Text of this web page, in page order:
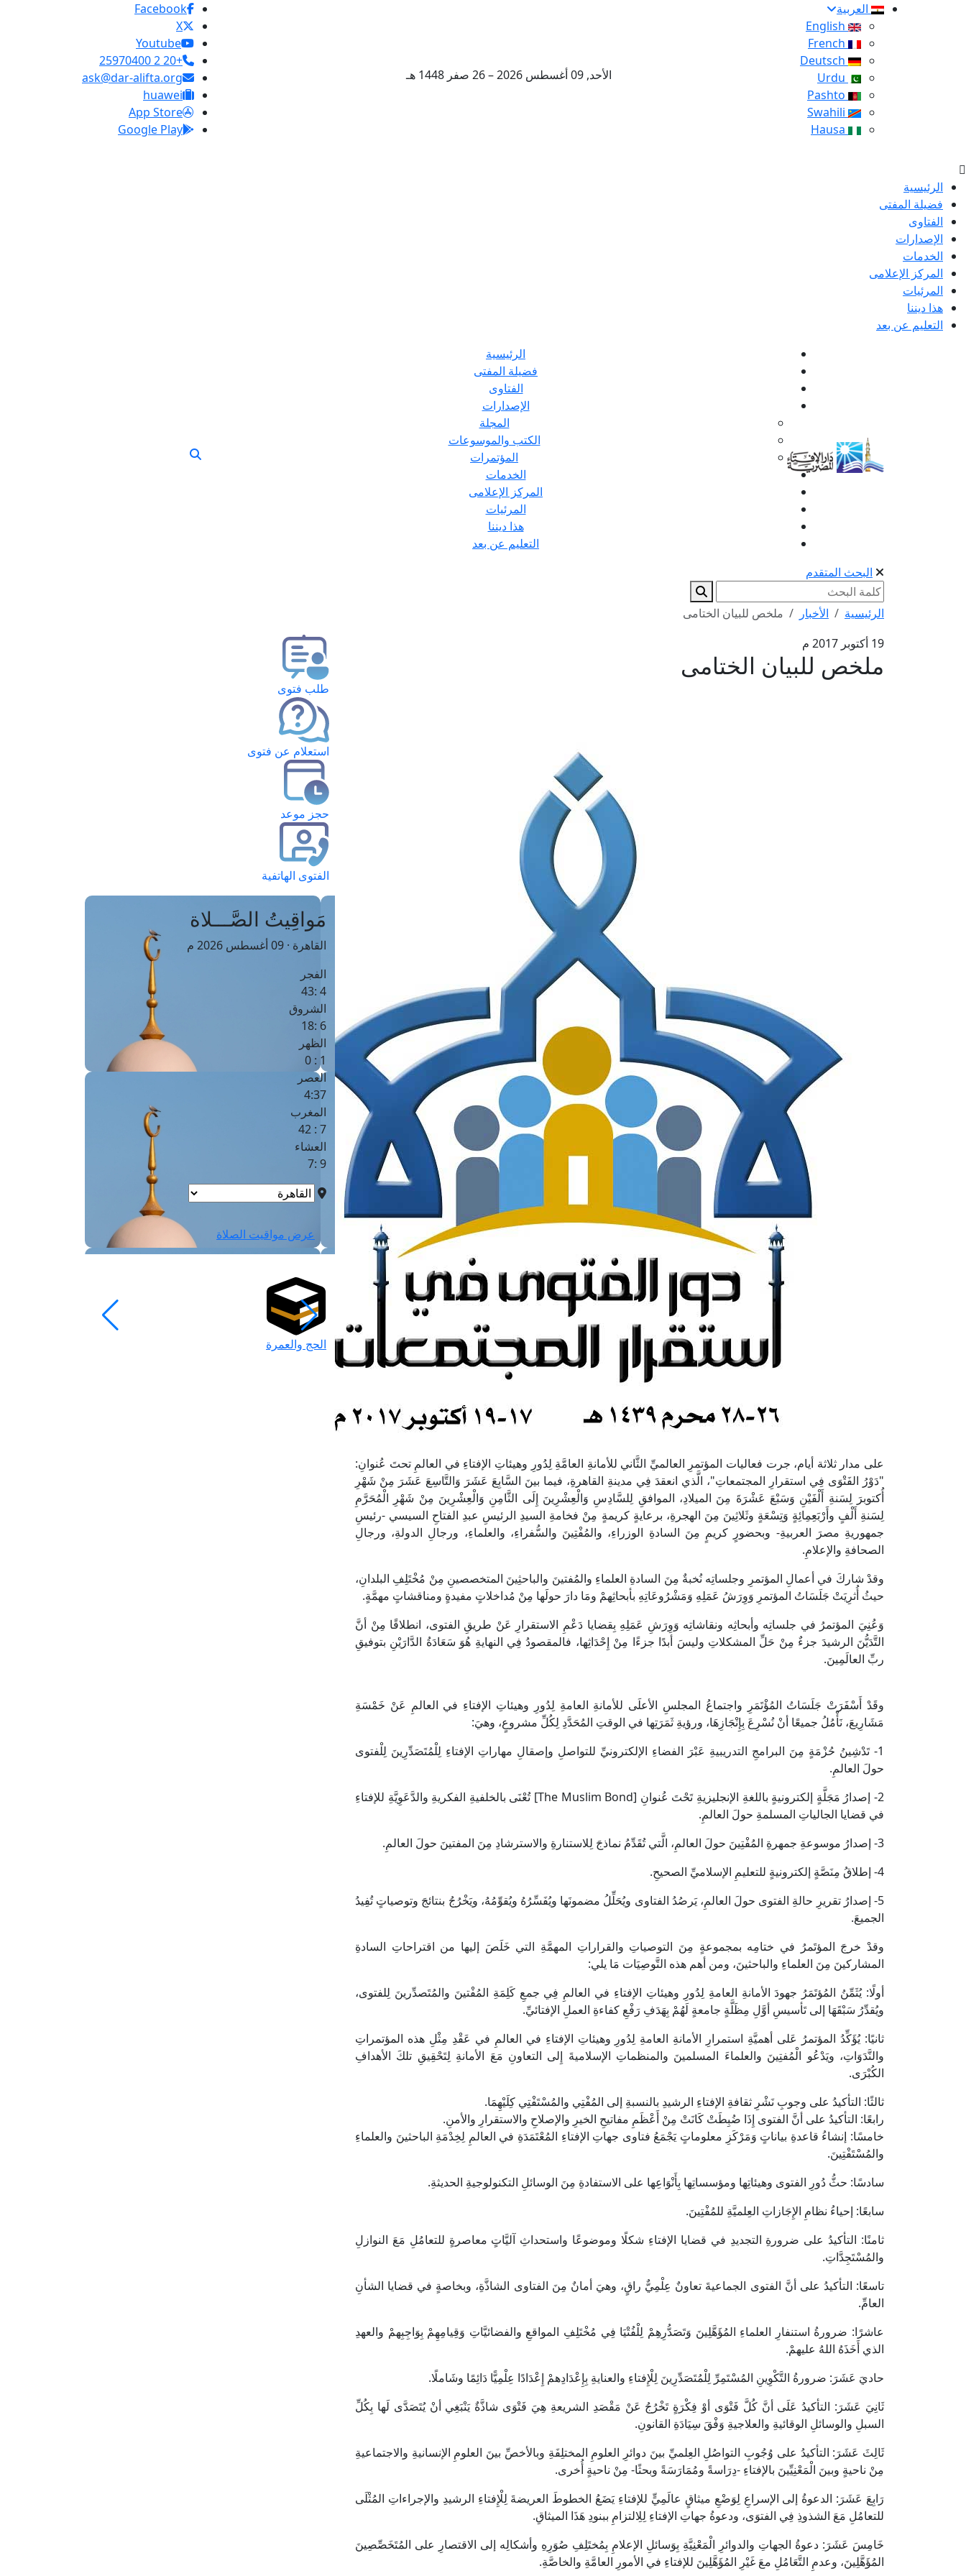
العربية
الأحد, 09 أغسطس 2026 – 26 صفر 1448 هـ
Facebook
X
Youtube
+20 2 25970400
ask@dar-alifta.org
huawei
App Store
Google Play
الرئيسية
فضيلة المفتى
الفتاوى
الإصدارات
الخدمات
المركز الإعلامى
المرئيات
هذا ديننا
التعليم عن بعد
الرئيسية
فضيلة المفتى
الفتاوى
الإصدارات
المجلة
الكتب والموسوعات
المؤتمرات
الخدمات
المركز الإعلامى
المرئيات
هذا ديننا
التعليم عن بعد
البحث المتقدم
الرئيسية الأخبار
ملخص للبيان الختامى
19 أكتوبر 2017 م
ملخص للبيان الختامى
على مدار ثلاثة أيام، جرت فعاليات المؤتمرِ العالميِّ الثَّاني للأمانةِ العامَّةِ لِدُورِ وهيئاتِ الإفتاءِ في العالمِ تحتَ عُنوانِ:
"دَوْرُ الفَتْوَى فِي استقرارِ المجتمعاتِ"، الَّذي انعقدَ فِي مدينةِ القاهرةِ، فيما بينَ السَّابِعَ عَشَرَ وَالتَّاسِعَ عَشَرَ مِنْ شَهْرِ
أُكتوبرَ لِسَنةِ أَلْفَيْنِ وَسَبْعَ عَشْرَةَ مِنَ الميلادِ، الموافقِ لِلسَّادِسِ وَالْعِشْرِينَ إِلَى الثَّامِنِ وَالْعِشْرِينَ مِنْ شَهْرِ الْمُحَرَّمِ
لِسَنةِ أَلْفٍ وأَرْبَعِمِائِةٍ وَتِسْعَةٍ وثَلاثِينَ مِنَ الهجرةِ، برعايةٍ كريمةٍ مِنْ فخامةِ السيدِ الرئيسِ عبدِ الفتاحِ السيسي -رئيسِ
جمهوريةِ مصرَ العربيةِ- وبحضورٍ كريمٍ مِنَ السادةِ الوزراءِ، والمُفْتِينَ والسُّفراءِ، والعلماءِ، ورجالِ الدولةِ، ورجالِ
الصحافةِ والإعلامِ.
وقدْ شاركَ في أعمالِ المؤتمرِ وجلساتِه نُخبةٌ مِنَ السادةِ العلماءِ والمُفتينَ والباحثِينَ المتخصصينِ مِنْ مُخْتَلِفِ البلدانِ،
حيثُ أُثرِيَتْ جَلَسَاتُ المؤتمرِ وَوِرَشُ عَمَلِهِ وَمَشْرُوعَاتِهِ بأبحاثِهمْ ومَا دارَ حولَها مِنْ مُداخلاتٍ مفيدةٍ ومناقشاتٍ مهمَّةٍ.
وَعُنِيَ المؤتمرُ في جلساتِه وأبحاثِه ونقاشاتِه وَوِرَشِ عَمَلِهِ بِقضايا دَعْمِ الاستقرارِ عَنْ طريقِ الفتوى، انطلاقًا مِنْ أنَّ
التَّدَيُّنَ الرشيدَ جزءٌ مِنْ حَلِّ المشكلاتِ وليسَ أبدًا جزءًا مِنْ إِحْدَاثِها، فالمقصودُ فِي النهايةِ هُوَ سَعَادَةُ الدَّارَيْنِ بتوفيقِ
ربِّ العالَمِينَ.
وقَدْ أَسْفَرَتْ جَلَسَاتُ المُؤْتَمَرِ واجتماعُ المجلسِ الأعلَى للأمانةِ العامةِ لِدُورِ وهيئاتِ الإفتاءِ في العالمِ عَنْ خَمْسَةِ
مَشَارِيعَ، نَأْمُلُ جميعًا أنْ نُسْرِعَ بِإِنْجَازِهَا، ورؤيةِ ثَمَرَتِها في الوقتِ المُحَدَّدِ لِكُلِّ مشروعٍ، وهيَ:
1- تَدْشِينُ حُزْمَةٍ مِنَ البرامجِ التدريبيةِ عَبْرَ الفضاءِ الإلكترونيِّ للتواصلِ وإصقالِ مهاراتِ الإفتاءِ لِلْمُتَصَدِّرِينَ لِلْفتوى
حولَ العالمِ.
2- إصدارُ مَجَلَّةٍ إلكترونيةٍ باللغةِ الإنجليزيةِ تَحْتَ عُنوانِ [The Muslim Bond] تُعْنَى بالخلفيةِ الفكريةِ والدَّعَوِيَّةِ للإفتاءِ
في قضايا الجالياتِ المسلمةِ حولَ العالمِ.
3- إصدارُ موسوعةِ جمهرةِ المُفْتِينَ حولَ العالمِ، الَّتي تُقَدِّمُ نماذجَ لِلاستنارةِ والاسترشادِ مِنَ المفتينَ حولَ العالمِ.
4- إطلاقُ مِنَصَّةٍ إلكترونيةٍ للتعليمِ الإسلاميِّ الصحيحِ.
5- إصدارُ تقريرِ حالةِ الفتوى حولَ العالمِ، يَرصُدُ الفتاوى ويُحَلِّلُ مضمونَها ويُفَسِّرُهُ ويُقوِّمُهُ، ويَخْرُجُ بنتائجَ وتوصياتٍ تُفِيدُ
الجميعَ.
وقدْ خرجَ المؤتَمرُ في ختامِه بمجموعةٍ مِنَ التوصياتِ والقراراتِ المهمَّةِ التي خَلَصَ إليها من اقتراحاتِ السادةِ
المشاركينَ مِنَ العلماءِ والباحثينَ، ومن أهم هذه التَّوصِيَات مَا يلي:
أولًا: يُثَمِّنُ المُؤتَمَرُ جهودَ الأمانةِ العامةِ لِدُورِ وهيئاتِ الإفتاءِ في العالمِ فِي جمعِ كَلِمَةِ المُفْتينَ والمُتَصدِّرينَ لِلفتوى،
ويُقدِّرُ سَبْقَهَا إلى تَأسيسِ أوَّلِ مِظَلَّةٍ جامعةٍ لَهُمْ بِهَدَفِ رَفْعِ كفاءةِ العملِ الإفتائيِّ.
ثانيًا: يُؤَكِّدُ المؤتمرُ عَلى أهميَّةِ استمرارِ الأمانةِ العامةِ لِدُورِ وهيئاتِ الإفتاءِ في العالمِ في عَقْدِ مِثْلِ هذه المؤتمراتِ
والنَّدَوَاتِ، ويَدْعُو الْمُفتِينَ والعلماءَ المسلمينَ والمنظماتِ الإسلاميةَ إِلى التعاونِ مَعَ الأمانةِ لِتَحْقِيقِ تلكَ الأهدافِ
الكُبْرَى.
ثالثًا: التأكيدُ على وجوبِ نَشْرِ ثقافةِ الإفتاءِ الرشيدِ بالنسبةِ إلى المُفْتِي والمُسْتَفْتِي كِلَيْهِمَا.
رابعًا: التأكيدُ على أنَّ الفتوى إِذَا ضُبِطَتْ كَانَتْ مِنْ أَعْظَمِ مفاتيحِ الخيرِ والإصلاحِ والاستقرارِ والأمنِ.
خامسًا: إنشاءُ قاعدةِ بياناتٍ وَمَرْكَزِ معلوماتٍ يَجْمَعُ فتاوى جهاتِ الإفتاءِ المُعْتَمَدَةِ في العالمِ لِخِدْمَةِ الباحثينَ والعلماءِ
والمُسْتَفْتِينَ.
سادسًا: حثُّ دُورِ الفتوى وهيئاتِها ومؤسساتِها بِأَنْوَاعِها على الاستفادةِ مِنَ الوسائلِ التكنولوجيةِ الحديثةِ.
سابعًا: إحياءُ نظامِ الإِجَازاتِ العِلميَّةِ للمُفْتِينَ.
ثامنًا: التأكيدُ على ضرورةِ التجديدِ في قضايا الإفتاءِ شكلًا وموضوعًا واستحداثِ آليَّاتٍ معاصرةٍ للتعامُلِ مَعَ النوازلِ
والمُسْتَجِدَّاتِ.
تاسعًا: التأكيدُ على أنَّ الفتوى الجماعيةَ تعاونٌ عِلْمِيٌّ راقٍ، وهيَ أمانٌ مِنَ الفتاوى الشاذَّةِ، وبخاصةٍ في قضايا الشأنِ
العامِّ.
عاشرًا: ضرورةُ استنفارِ العلماءِ المُؤَهَّلِينَ وَتَصَدُّرِهِمْ لِلْفُتْيَا فِي مُخْتَلِفِ المواقعِ والفضائيَّاتِ وَقِيامِهِمْ بِوَاجِبِهمْ والعهدِ
الذي أَخَذَهُ اللهُ عليهمْ.
حاديَ عَشَرَ: ضرورةُ التَّكْوِينِ المُسْتَمِرِّ لِلْمُتَصَدِّرِينَ لِلْإِفتاءِ والعنايةِ بِإِعْدَادِهمْ إِعْدَادًا عِلْمِيًّا دَائِمًا وشَاملًا.
ثَانِيَ عَشَرَ: التأكيدُ عَلَى أنَّ كُلَّ فَتْوَى أوْ فِكْرَةٍ تَخْرُجُ عَنْ مَقْصَدِ الشريعةِ هِيَ فَتْوَى شاذَّةٌ يَنْبَغِي أنْ يُتَصَدَّى لَها بِكُلِّ
السبلِ والوسائلِ الوقائيةِ والعلاجيةِ وَفْقَ سِيَادَةِ القانونِ.
ثَالِثَ عَشَرَ: التأكيدُ على وُجُوبِ التواصُلِ العِلميِّ بينَ دوائرِ العلومِ المختلِفَةِ وبالأخصِّ بينَ العلومِ الإنسانيةِ والاجتماعيةِ
مِنْ ناحيةٍ وبينَ الْمَعْنِيِّينَ بالإفتاءِ -دِرَاسةً ومُمَارَسَةً وبحثًا- مِنْ ناحيةٍ أُخرى.
رَابِعَ عَشَرَ: الدعوةُ إلى الإسراعِ لِوَضْعِ ميثاقٍ عالَمِيٍّ للإفتاءِ يَضَعُ الخطوطَ العريضةَ لِلْإِفتاءِ الرشيدِ والإجراءاتِ المُثْلَى
للتعامُلِ مَعَ الشذوذِ فِي الفتوَى، ودعوةُ جهاتِ الإفتاءِ لِلِالتزامِ ببنودِ هَذَا الميثاقِ.
خَامِسَ عَشَرَ: دعوةُ الجهاتِ والدوائرِ الْمَعْنِيَّةِ بِوَسائلِ الإعلامِ بِمُختَلِفِ صُوَرِهِ وأشكالِه إلى الاقتصارِ على المُتَخَصِّصِينَ
المُؤَهَّلِينَ، وعدمِ التَّعَامُلِ معَ غَيْرِ المُؤَهَّلِينَ للإفتاءِ في الأمورِ العامَّةِ والخاصَّةِ.
طلب فتوى
استعلام عن فتوى
حجز موعد
الفتوى الهاتفية
مَواقِيتُ الصَّـــلاة
القاهرة · 09 أغسطس 2026 م
الفجر
4 :43
الشروق
6 :18
الظهر
1 : 0
العصر
4:37
المغرب
7 : 42
العشاء
9 :7
عرض مواقيت الصلاة
الحج والعمرة